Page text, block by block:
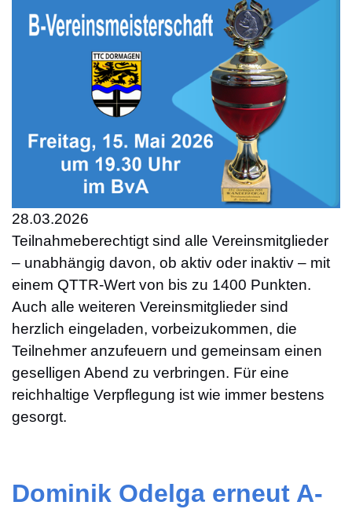
28.03.2026
Teilnahmeberechtigt sind alle Vereinsmitglieder
– unabhängig davon, ob aktiv oder inaktiv – mit
einem QTTR-Wert von bis zu 1400 Punkten.
Auch alle weiteren Vereinsmitglieder sind
herzlich eingeladen, vorbeizukommen, die
Teilnehmer anzufeuern und gemeinsam einen
geselligen Abend zu verbringen. Für eine
reichhaltige Verpflegung ist wie immer bestens
gesorgt.
Dominik Odelga erneut A-